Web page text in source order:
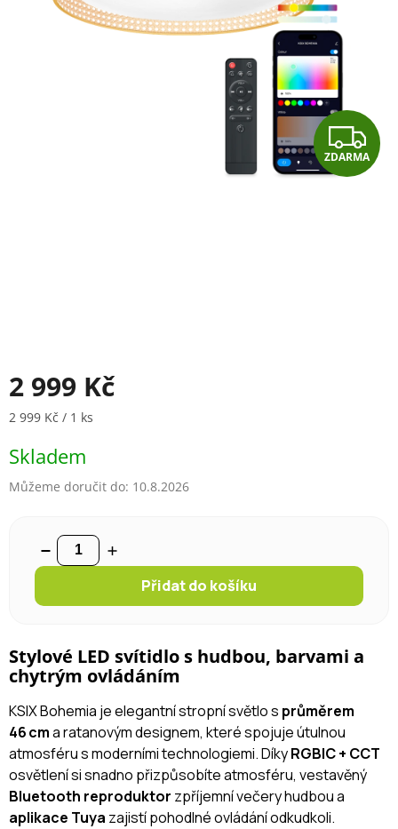
Z
D
ZDARMA
2 999 Kč
Měrná cena:
2 999 Kč / 1 ks
Skladem
Můžeme doručit do: 10.8.2026
Přidat do košíku
Stylové LED svítidlo s hudbou, barvami a
chytrým ovládáním
KSIX Bohemia je elegantní stropní světlo s průměrem
46 cma ratanovým designem, které spojuje útulnou
atmosféru s moderními technologiemi. DíkyRGBIC + CCT
osvětlení si snadno přizpůsobíte atmosféru, vestavěný
Bluetooth reproduktor zpříjemní večery hudbou a
aplikace Tuya zajistí pohodlné ovládání odkudkoli.